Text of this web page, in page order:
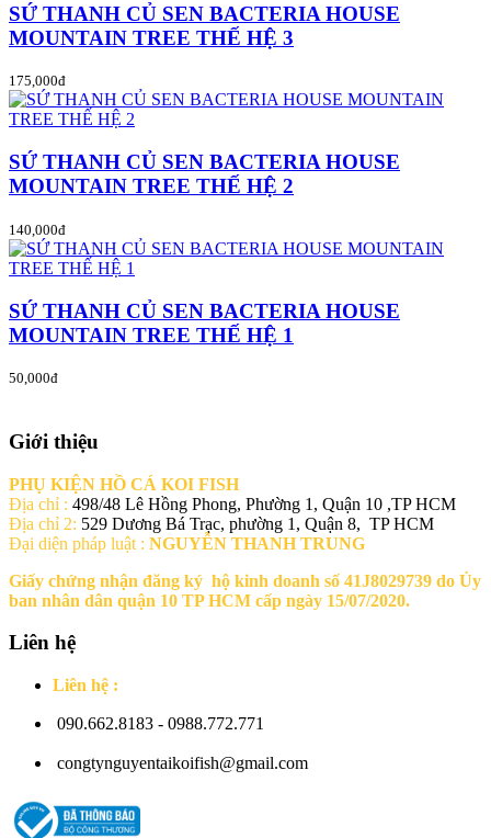
SỨ THANH CỦ SEN BACTERIA HOUSE
MOUNTAIN TREE THẾ HỆ 3
175,000đ
SỨ THANH CỦ SEN BACTERIA HOUSE
MOUNTAIN TREE THẾ HỆ 2
140,000đ
SỨ THANH CỦ SEN BACTERIA HOUSE
MOUNTAIN TREE THẾ HỆ 1
50,000đ
Giới thiệu
PHỤ KIỆN HỒ CÁ KOI FISH
Địa chỉ : 498/48 Lê Hồng Phong, Phường 1, Quận 10 ,TP HCM
Địa chỉ 2: 529 Dương Bá Trạc, phường 1, Quận 8, TP HCM
Đại diện pháp luật : NGUYỄN THANH TRUNG
Giấy chứng nhận đăng ký hộ kinh doanh số 41J8029739 do Ủy
ban nhân dân quận 10 TP HCM cấp ngày 15/07/2020.
Liên hệ
Liên hệ :
090.662.8183 - 0988.772.771
congtynguyentaikoifish@gmail.com